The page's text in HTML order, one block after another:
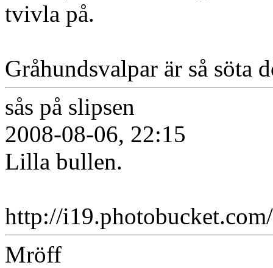
tvivla på.
Gråhundsvalpar är så söta
sås på slipsen
2008-08-06, 22:15
Lilla bullen.
http://
Mröff